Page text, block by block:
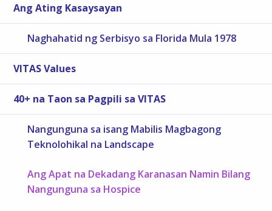
Ang Ating Kasaysayan
Naghahatid ng Serbisyo sa Florida Mula 1978
VITAS Values
40+ na Taon sa Pagpili sa VITAS
Nangunguna sa isang Mabilis Magbagong
Teknolohikal na Landscape
Ang Apat na Dekadang Karanasan Namin Bilang
Nangunguna sa Hospice